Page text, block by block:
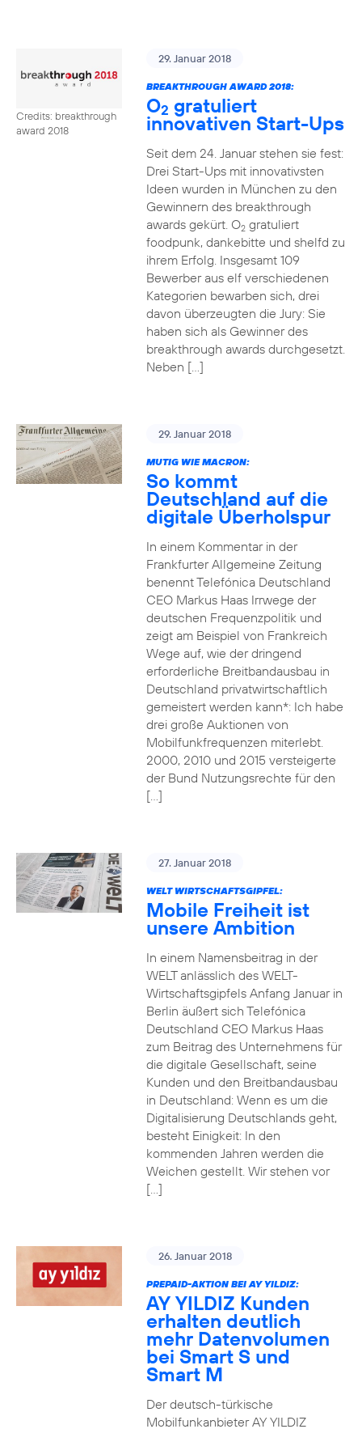
Credits: breakthrough
award 2018
29. Januar 2018
BREAKTHROUGH AWARD 2018:
O2 gratuliert
innovativen Start-Ups
Seit dem 24. Januar stehen sie fest:
Drei Start-Ups mit innovativsten
Ideen wurden in München zu den
Gewinnern des breakthrough
awards gekürt. O2gratuliert
foodpunk, dankebitte und shelfd zu
ihrem Erfolg. Insgesamt 109
Bewerber aus elf verschiedenen
Kategorien bewarben sich, drei
davon überzeugten die Jury: Sie
haben sich als Gewinner des
breakthrough awards durchgesetzt.
Neben […]
29. Januar 2018
MUTIG WIE MACRON:
So kommt
Deutschland auf die
digitale Überholspur
In einem Kommentar in der
Frankfurter Allgemeine Zeitung
benennt Telefónica Deutschland
CEO Markus Haas Irrwege der
deutschen Frequenzpolitik und
zeigt am Beispiel von Frankreich
Wege auf, wie der dringend
erforderliche Breitbandausbau in
Deutschland privatwirtschaftlich
gemeistert werden kann*: Ich habe
drei große Auktionen von
Mobilfunkfrequenzen miterlebt.
2000, 2010 und 2015 versteigerte
der Bund Nutzungsrechte für den
[…]
27. Januar 2018
WELT WIRTSCHAFTSGIPFEL:
Mobile Freiheit ist
unsere Ambition
In einem Namensbeitrag in der
WELT anlässlich des WELT-
Wirtschaftsgipfels Anfang Januar in
Berlin äußert sich Telefónica
Deutschland CEO Markus Haas
zum Beitrag des Unternehmens für
die digitale Gesellschaft, seine
Kunden und den Breitbandausbau
in Deutschland: Wenn es um die
Digitalisierung Deutschlands geht,
besteht Einigkeit: In den
kommenden Jahren werden die
Weichen gestellt. Wir stehen vor
[…]
26. Januar 2018
PREPAID-AKTION BEI AY YILDIZ:
AY YILDIZ Kunden
erhalten deutlich
mehr Datenvolumen
bei Smart S und
Smart M
Der deutsch-türkische
Mobilfunkanbieter AY YILDIZ